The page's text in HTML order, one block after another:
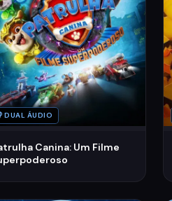
DUAL ÁUDIO
Canina: Um Filme